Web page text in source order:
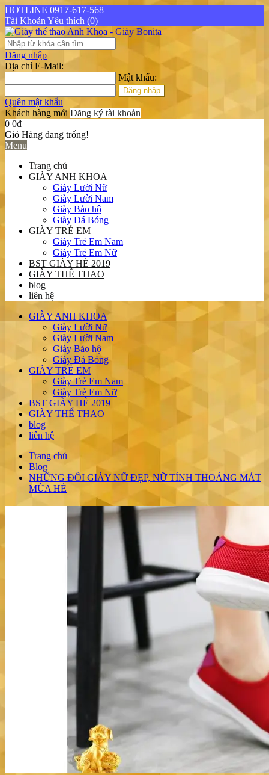
HOTLINE 0917-617-568
Tài Khoản Yêu thích (0)
Đăng nhập
Địa chỉ E-Mail:
Mật khẩu:
Quên mật khẩu
Khách hàng mới Đăng ký tài khoản
0 0đ
Giỏ Hàng đang trống!
Menu
Trang chủ
GIÀY ANH KHOA
Giày Lười Nữ
Giày Lười Nam
Giày Bảo hộ
Giày Đá Bóng
GIÀY TRẺ EM
Giày Trẻ Em Nam
Giày Trẻ Em Nữ
BST GIÀY HÈ 2019
GIÀY THỂ THAO
blog
liên hệ
GIÀY ANH KHOA
Giày Lười Nữ
Giày Lười Nam
Giày Bảo hộ
Giày Đá Bóng
GIÀY TRẺ EM
Giày Trẻ Em Nam
Giày Trẻ Em Nữ
BST GIÀY HÈ 2019
GIÀY THỂ THAO
blog
liên hệ
Trang chủ
Blog
NHỮNG ĐÔI GIÀY NỮ ĐẸP, NỮ TÍNH THOÁNG MÁT
MÙA HÈ